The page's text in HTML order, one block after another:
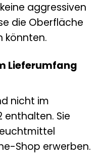
aggressiven
die Oberfläche
könnten.
Lieferumfang
nicht im
enthalten. Sie
Shop erwerben.